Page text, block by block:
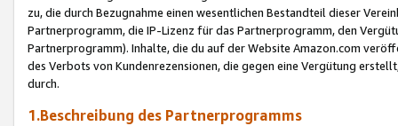
zu, die durch Bezugnahme einen wesentlichen Bestandteil dieser
Partnerprogramm, die IP-Lizenz für das Partnerprogramm, den
Partnerprogramm). Inhalte, die du auf der Website Amazon.com
des Verbots von Kundenrezensionen, die gegen eine Vergütung
durch.
1.Beschreibung des Partnerprogramms